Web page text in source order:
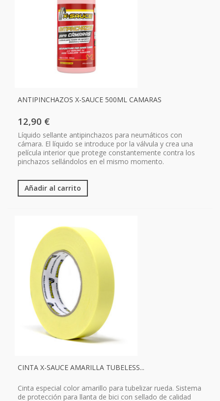
ANTIPINCHAZOS X-SAUCE 500ML CAMARAS
12,90 €
Líquido sellante antipinchazos para neumáticos con
cámara. El líquido se introduce por la válvula y crea una
película interior que protege constantemente contra los
pinchazos sellándolos en el mismo momento.
Añadir al carrito
CINTA X-SAUCE AMARILLA TUBELESS...
Cinta especial color amarillo para tubelizar rueda. Sistema
de protección para llanta de bici con sellado de calidad